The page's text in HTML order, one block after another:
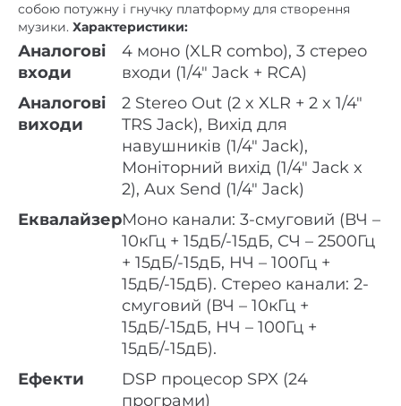
собою потужну і гнучку платформу для створення
музики. Характеристики:
Аналогові
входи
4 моно (XLR combo), 3 стерео
входи (1/4″ Jack + RCA)
Аналогові
виходи
2 Stereo Out (2 x XLR + 2 x 1/4″
TRS Jack), Вихід для
навушників (1/4″ Jack),
Моніторний вихід (1/4″ Jack x
2), Aux Send (1/4″ Jack)
ЕквалайзерМоно канали: 3-смуговий (ВЧ –
10кГц + 15дБ/-15дБ, СЧ – 2500Гц
+ 15дБ/-15дБ, НЧ – 100Гц +
15дБ/-15дБ). Стерео канали: 2-
смуговий (ВЧ – 10кГц +
15дБ/-15дБ, НЧ – 100Гц +
15дБ/-15дБ).
Ефекти
DSP процесор SPX (24
програми)